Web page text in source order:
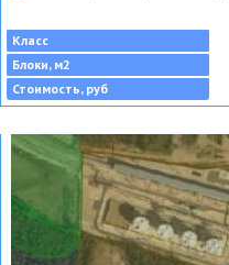
Класс
Блоки, м2
Стоимость, руб